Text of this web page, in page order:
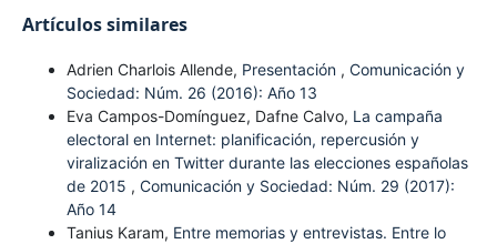
Artículos similares
Adrien Charlois Allende, Presentación , Comunicación y
Sociedad: Núm. 26 (2016): Año 13
Eva Campos-Domínguez, Dafne Calvo, La campaña
electoral en Internet: planificación, repercusión y
viralización en Twitter durante las elecciones españolas
de 2015 , Comunicación y Sociedad: Núm. 29 (2017):
Año 14
Tanius Karam, Entre memorias y entrevistas. Entre lo